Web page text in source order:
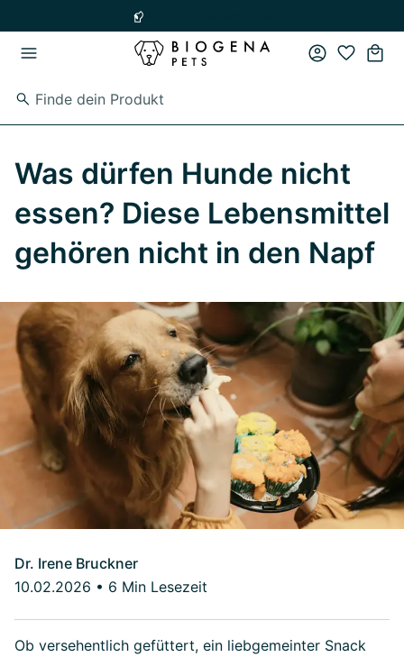
Zum Hauptinhalt springen
Zur Hauptnavigation springen
Was dürfen Hunde nicht
essen? Diese Lebensmittel
gehören nicht in den Napf
Dr. Irene Bruckner
10.02.2026 • 6 Min Lesezeit
Ob versehentlich gefüttert, ein liebgemeinter Snack